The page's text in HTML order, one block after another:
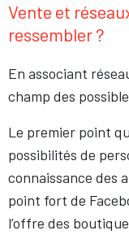
Vente et
ressembler ?
En associant
champ des
Le premier point
possibilités de
connaissance des
point fort de
l’offre des